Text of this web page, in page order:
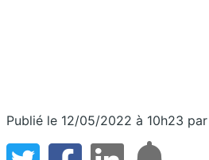
Publié le 12/05/2022 à 10h23 par